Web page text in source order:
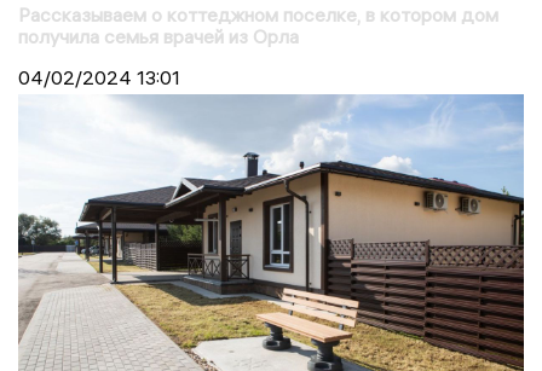
Рассказываем о коттеджном поселке, в котором дом
получила семья врачей из Орла
04/02/2024 13:01